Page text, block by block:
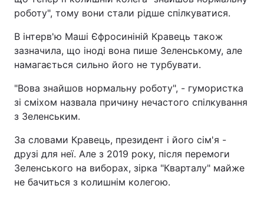
роботу", тому вони стали рідше спілкуватися.
В інтерв'ю Маші Єфросиніній Кравець також
зазначила, що іноді вона пише Зеленському, але
намагається сильно його не турбувати.
"Вова знайшов нормальну роботу", - гумористка
зі сміхом назвала причину нечастого спілкування
з Зеленським.
За словами Кравець, президент і його сім'я -
друзі для неї. Але з 2019 року, після перемоги
Зеленського на виборах, зірка "Кварталу" майже
не бачиться з колишнім колегою.